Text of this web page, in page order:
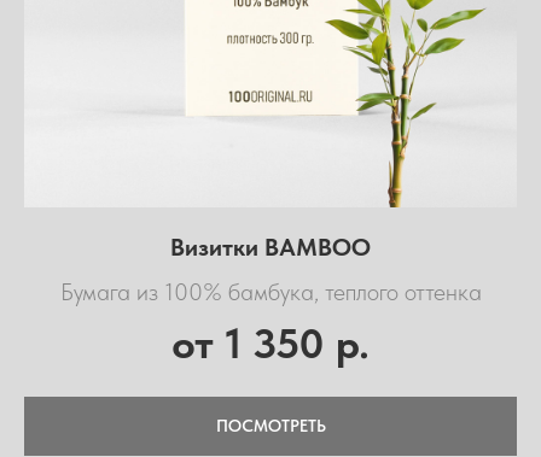
Визитки BAMBOO
Бумага из 100% бамбука, теплого оттенка
от 1 350 р.
ПОСМОТРЕТЬ